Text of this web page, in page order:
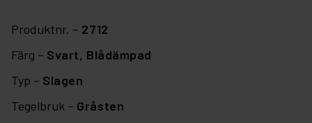
Produktnr. – 2712
Färg – Svart, Blådämpad
Typ – Slagen
Tegelbruk – Gråsten